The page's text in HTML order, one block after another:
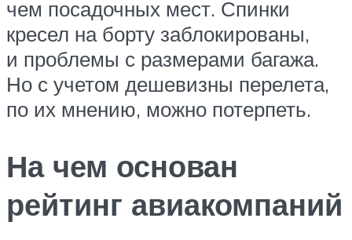
чем посадочных мест. Спинки
кресел на борту заблокированы,
и проблемы с размерами багажа.
Но с учетом дешевизны перелета,
по их мнению, можно потерпеть.
На чем основан
рейтинг авиакомпаний